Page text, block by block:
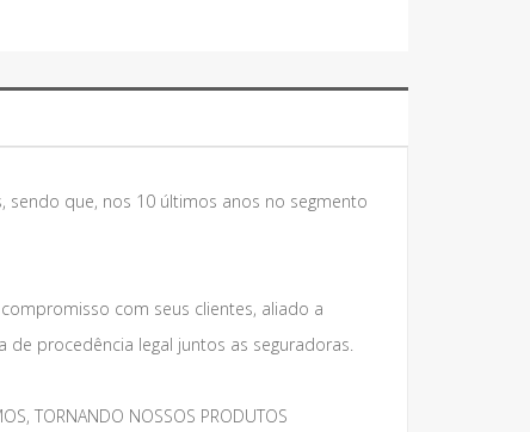
sendo que, nos 10 últimos anos no segmento
com seus clientes, aliado a
procedência legal juntos as seguradoras.
TORNANDO NOSSOS PRODUTOS